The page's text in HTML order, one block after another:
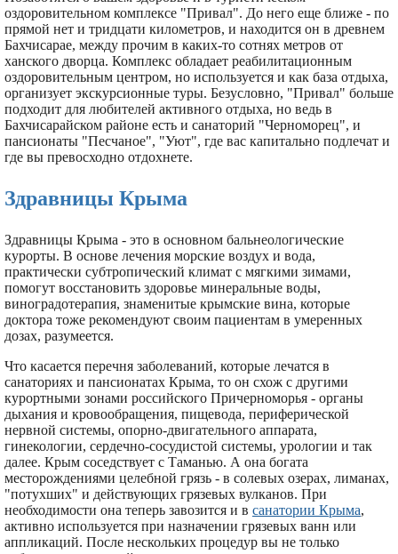
оздоровительном комплексе "Привал". До него еще ближе - по
прямой нет и тридцати километров, и находится он в древнем
Бахчисарае, между прочим в каких-то сотнях метров от
ханского дворца. Комплекс обладает реабилитационным
оздоровительным центром, но используется и как база отдыха,
организует экскурсионные туры. Безусловно, "Привал" больше
подходит для любителей активного отдыха, но ведь в
Бахчисарайском районе есть и санаторий "Черноморец", и
пансионаты "Песчаное", "Уют", где вас капитально подлечат и
где вы превосходно отдохнете.
Здравницы Крыма
Здравницы Крыма - это в основном бальнеологические
курорты. В основе лечения морские воздух и вода,
практически субтропический климат с мягкими зимами,
помогут восстановить здоровье минеральные воды,
виноградотерапия, знаменитые крымские вина, которые
доктора тоже рекомендуют своим пациентам в умеренных
дозах, разумеется.
Что касается перечня заболеваний, которые лечатся в
санаториях и пансионатах Крыма, то он схож с другими
курортными зонами российского Причерноморья - органы
дыхания и кровообращения, пищевода, периферической
нервной системы, опорно-двигательного аппарата,
гинекологии, сердечно-сосудистой системы, урологии и так
далее. Крым соседствует с Таманью. А она богата
месторождениями целебной грязь - в солевых озерах, лиманах,
"потухших" и действующих грязевых вулканов. При
необходимости она теперь завозится и в санатории Крыма,
активно используется при назначении грязевых ванн или
аппликаций. После нескольких процедур вы не только